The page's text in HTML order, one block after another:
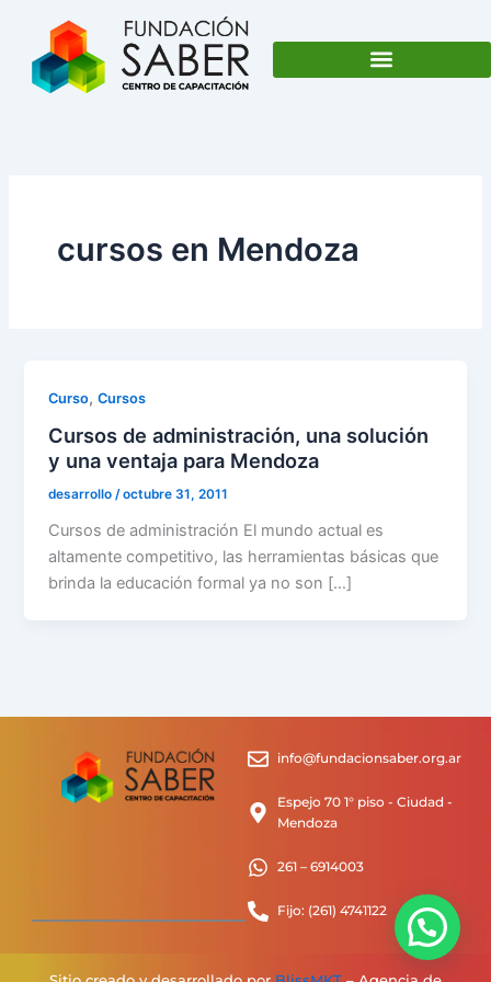
contenido
cursos en Mendoza
Curso,Cursos
Cursos de administración, una solución
y una ventaja para Mendoza
desarrollo/octubre 31, 2011
Cursos de administración El mundo actual es
altamente competitivo, las herramientas básicas que
brinda la educación formal ya no son […]
info@fundacionsaber.org.ar
Espejo 70 1° piso - Ciudad -
Mendoza
261 – 6914003
Fijo: (261) 4741122